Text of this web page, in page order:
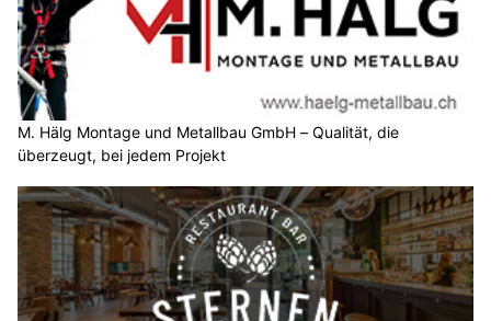
M. Hälg Montage und Metallbau GmbH – Qualität, die
überzeugt, bei jedem Projekt